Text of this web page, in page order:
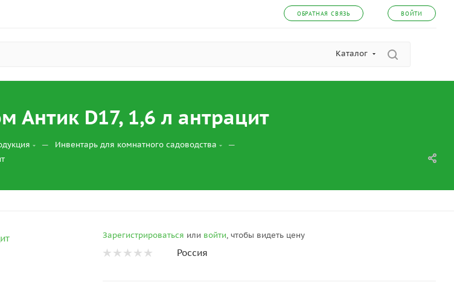
ОБРАТНАЯ СВЯЗЬ ВОЙТИ
Каталог
Антик D17, 1,6 л антрацит
— Инвентарь для комнатного садоводства —
Зарегистрироваться или войти, чтобы видеть цену
Россия